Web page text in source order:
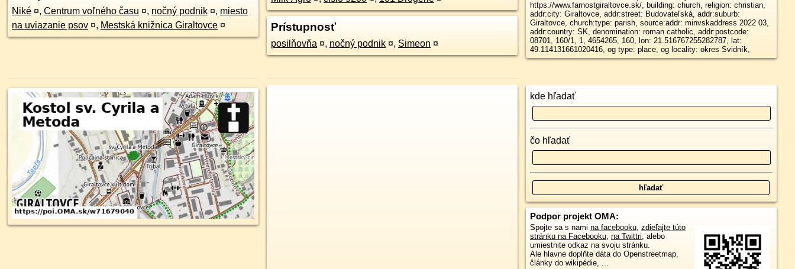
Niké ¤, Centrum voľného času ¤, nočný podnik ¤, miesto
na uviazanie psov ¤, Mestská knižnica Giraltovce ¤ Prístupnosť
posilňovňa ¤, nočný podnik ¤, Simeon ¤
https://www.farnostgiraltovce.sk/, building: church, religion: christian,
addr:city: Giraltovce, addr:street: Budovateľská, addr:suburb:
Giraltovce, church:type: parish, source:addr: minvskaddress 2022 03,
addr:country: SK, denomination: roman catholic, addr:postcode:
08701, 160/1, 1, 4654265, 160, lon: 21.516767255282787, lat:
49.114131661020416, og type: place, og locality: okres Svidník,
kde hľadať
čo hľadať
Podpor projekt OMA:
Spojte sa s nami na facebooku, zdieľajte túto
stránku na Facebooku, na Twittri, alebo
umiestnite odkaz na svoju stránku.
Ale hlavne doplňte dáta do Openstreetmap,
články do wikipédie, ...